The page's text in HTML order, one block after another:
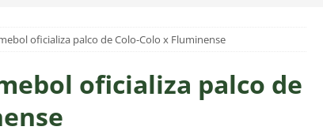
revela que Fluminense deve ter escalação bastante modificada
NOTÍCIAS
Fluminense define mudanças na lista de inscritos para as
oficializa palco de Colo-Colo x Fluminense
oficializa palco de